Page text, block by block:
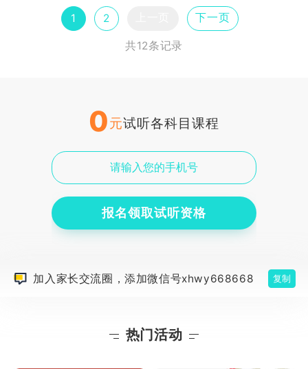
1 2 下一页
共12条记录
0元试听各科目课程
报名领取试听资格
加入家长交流圈，添加微信号xhwy668668 复制
热门活动